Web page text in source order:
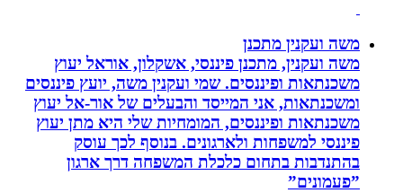
משה ועקנין מתכנן
משה ועקנין, מתכנן פיננסי, אשקלון, אוראל יעוץ
משכנתאות ופיננסים. שמי ועקנין משה, יועץ פיננסים
ומשכנתאות, אני המייסד והבעלים של אור-אל יעוץ
משכנתאות ופיננסים, המומחיות שלי היא מתן יעוץ
פיננסי למשפחות ולארגונים. בנוסף לכך עוסק
בהתנדבות בתחום כלכלת המשפחה דרך ארגון
”פעמונים”